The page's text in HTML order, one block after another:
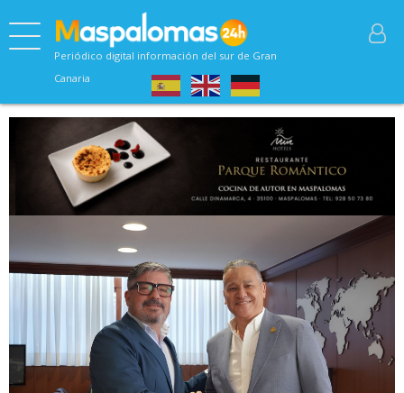
Periódico digital información del sur de Gran
Canaria